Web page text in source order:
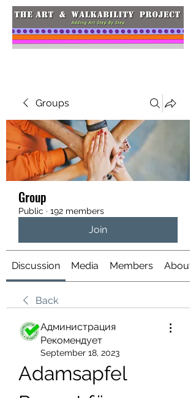
Groups
Group
Public · 192 members
Join
Discussion Media Members About
Back
Администрация
Рекомендует
September 18, 2023
Adamsapfel